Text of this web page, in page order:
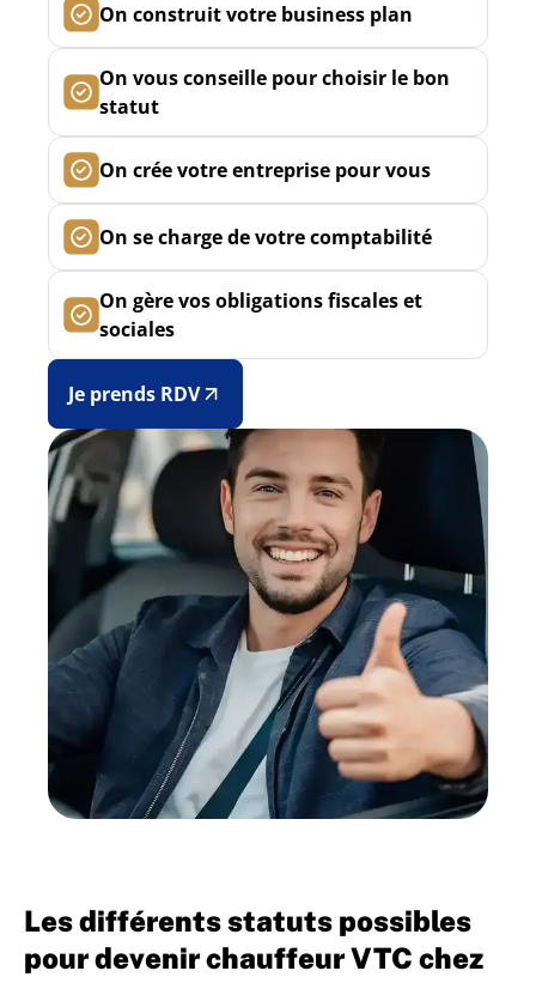
On construit votre business plan
On vous conseille pour choisir le bon
statut
On crée votre entreprise pour vous
On se charge de votre comptabilité
On gère vos obligations fiscales et
sociales
Je prends RDV
Les différents statuts possibles
pour devenir chauffeur VTC chez